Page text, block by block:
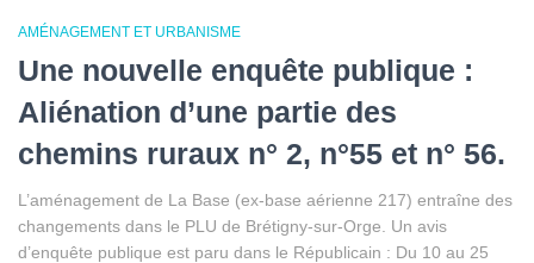
AMÉNAGEMENT ET URBANISME
Une nouvelle enquête publique :
Aliénation d’une partie des
chemins ruraux n° 2, n°55 et n° 56.
L’aménagement de La Base (ex-base aérienne 217) entraîne des
changements dans le PLU de Brétigny-sur-Orge. Un avis
d’enquête publique est paru dans le Républicain : Du 10 au 25